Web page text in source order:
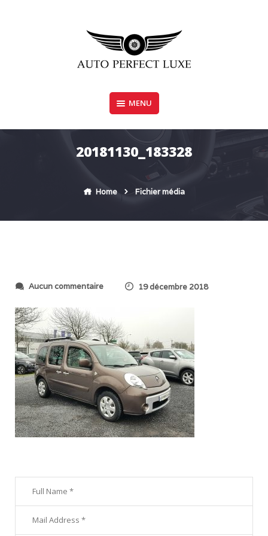
AUTO PERFECT LUXE
MENU
20181130_183328
Home Fichier média
Aucun commentaires
2
0
1
8
1
1
3
0
_
1
8
8
19 décembre 2018